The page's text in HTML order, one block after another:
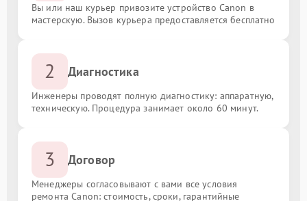
Вы или наш курьер привозите устройство Canon в
мастерскую. Вызов курьера предоставляется бесплатно
2 Диагностика
Инженеры проводят полную диагностику: аппаратную,
техническую. Процедура занимает около 60 минут.
3 Договор
Менеджеры согласовывают с вами все условия
ремонта Canon: стоимость, сроки, гарантийные